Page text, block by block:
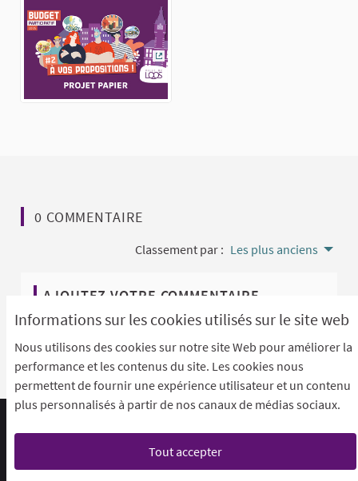
Informations sur les cookies utilisés sur le site web
Nous utilisons des cookies sur notre site Web pour améliorer la
performance et les contenus du site. Les cookies nous
permettent de fournir une expérience utilisateur et un contenu
plus personnalisés à partir de nos canaux de médias sociaux.
Tout accepter
(Lien externe)
0 COMMENTAIRE
Classement par : Les plus anciens
AJOUTEZ VOTRE COMMENTAIRE
Pour ajouter votre commentaireidentifiez-vous avec
votre compteoucréez un compte.
Conditions générales d'utilisation
Mentions légales
Paramètres des cookies